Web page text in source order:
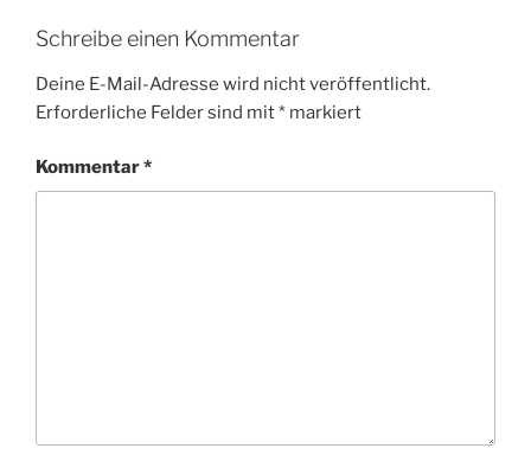
Schreibe einen Kommentar
Deine E-Mail-Adresse wird nicht veröffentlicht.
Erforderliche Felder sind mit* markiert
Kommentar*